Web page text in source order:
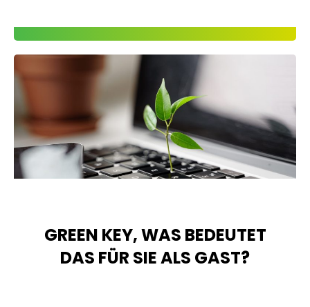
GREEN KEY, WAS BEDEUTET
DAS FÜR SIE ALS GAST?